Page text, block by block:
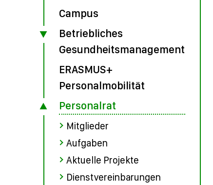
Campus
Betriebliches
Gesundheitsmanagement
ERASMUS+
Personalmobilität
Personalrat
Mitglieder
Aufgaben
Aktuelle Projekte
Dienstvereinbarungen